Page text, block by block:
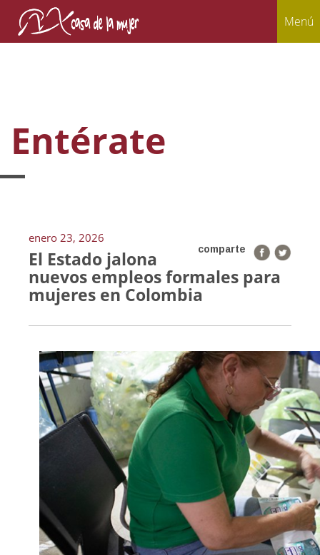
Menú
Entérate
enero 23, 2026
comparte
El Estado jalona
nuevos empleos formales para
mujeres en Colombia